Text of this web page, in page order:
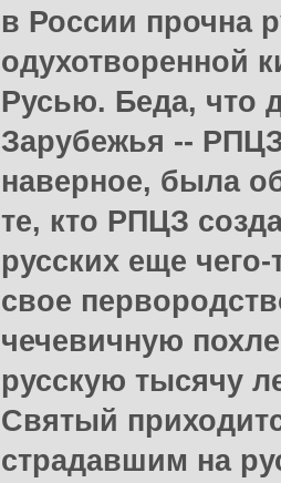
в России прочна
одухотворенной
Русью. Беда, что
Зарубежья --
наверное, была
те, кто РПЦЗ
русских еще
свое
чечевичную
русскую тысячу
Святый
страдавшим на